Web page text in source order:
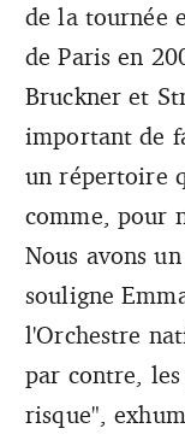
de la tournée
de Paris en
Bruckner et
important de
un répertoire
comme, pour
Nous avons
souligne
l'Orchestre
par contre,
risque",